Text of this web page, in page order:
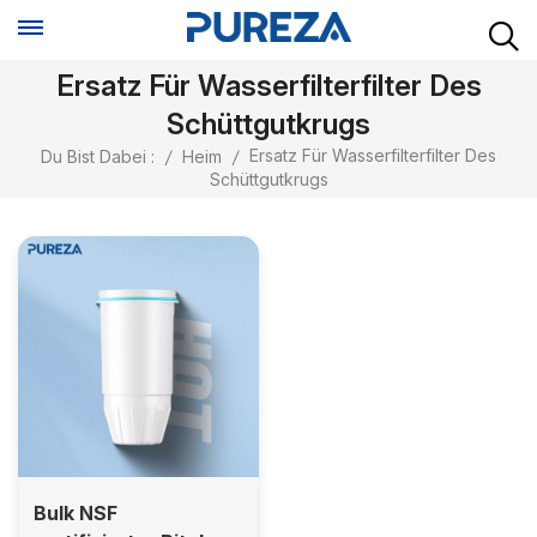
Ersatz Für Wasserfilterfilter Des
Schüttgutkrugs
Du Bist Dabei : / Heim / Ersatz Für Wasserfilterfilter Des
Schüttgutkrugs
Bulk NSF